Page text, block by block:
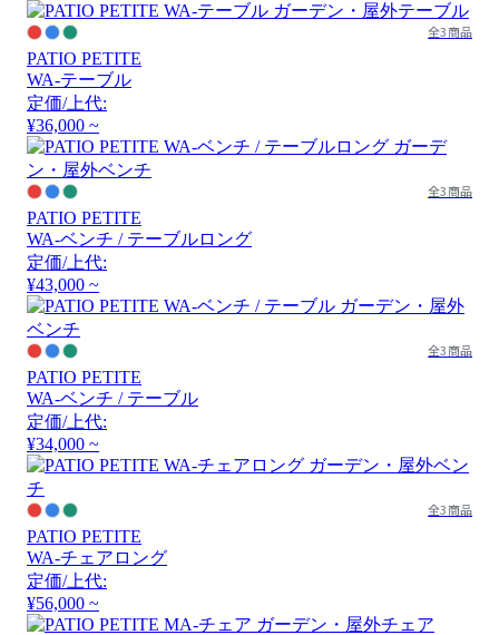
全3商品
PATIO PETITE
WA-テーブル
定価/上代:
¥36,000 ~
全3商品
PATIO PETITE
WA-ベンチ / テーブルロング
定価/上代:
¥43,000 ~
全3商品
PATIO PETITE
WA-ベンチ / テーブル
定価/上代:
¥34,000 ~
全3商品
PATIO PETITE
WA-チェアロング
定価/上代:
¥56,000 ~